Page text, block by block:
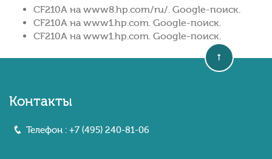
CF210A на www8.hp.com/ru/. Google-поиск.
CF210A на www1.hp.com. Google-поиск.
CF210A на www1.hp.com. Google-поиск.
Контакты
Телефон : +7 (495) 240-81-06